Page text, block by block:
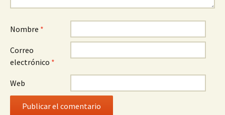
Nombre *
Correo
electrónico *
Web